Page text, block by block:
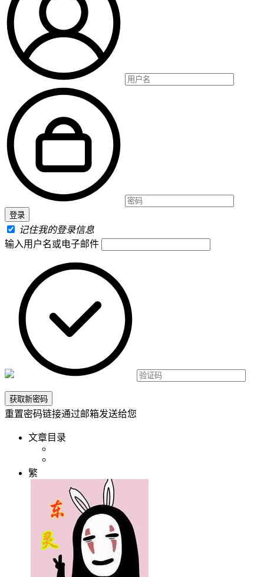
记住我的登录信息
输入用户名或电子邮件
重置密码链接通过邮箱发送给您
文章目录
繁